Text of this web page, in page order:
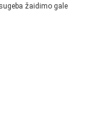
žaidimo gale